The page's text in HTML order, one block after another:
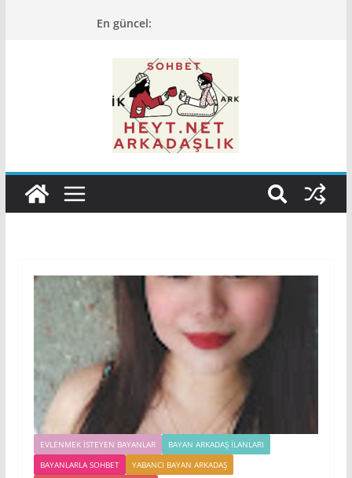
En güncel:
EVLENMEK İSTEYEN BAYANLAR
BAYAN ARKADAŞ İLANLARI
BAYANLARLA SOHBET
YABANCI BAYAN ARKADAŞ